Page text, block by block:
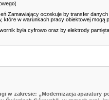
Zamawiający oczekuje by transfer danych
które w warunkach pracy obiektowej mogą
była cyfrowo oraz by elektrody
w zakresie: „Modernizacja aparatury